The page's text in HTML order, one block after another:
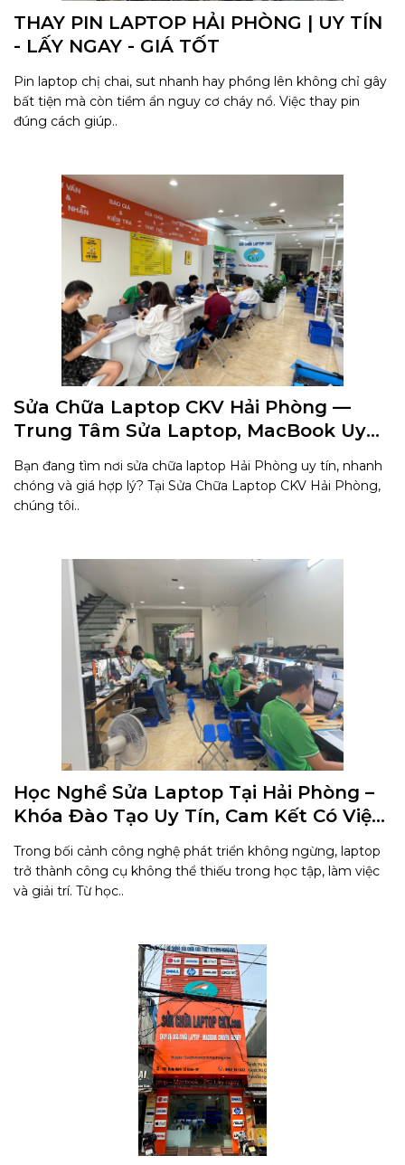
THAY PIN LAPTOP HẢI PHÒNG | UY TÍN
- LẤY NGAY - GIÁ TỐT
Pin laptop chị chai, sut nhanh hay phồng lên không chỉ gây
bất tiện mà còn tiềm ẩn nguy cơ cháy nổ. Việc thay pin
đúng cách giúp..
Sửa Chữa Laptop CKV Hải Phòng —
Trung Tâm Sửa Laptop, MacBook Uy
Bạn đang tìm nơi sửa chữa laptop Hải Phòng uy tín, nhanh
chóng và giá hợp lý? Tại Sửa Chữa Laptop CKV Hải Phòng,
chúng tôi..
Học Nghề Sửa Laptop Tại Hải Phòng –
Khóa Đào Tạo Uy Tín, Cam Kết Có Việc
Trong bối cảnh công nghệ phát triển không ngừng, laptop
trở thành công cụ không thể thiếu trong học tập, làm việc
và giải trí. Từ học..